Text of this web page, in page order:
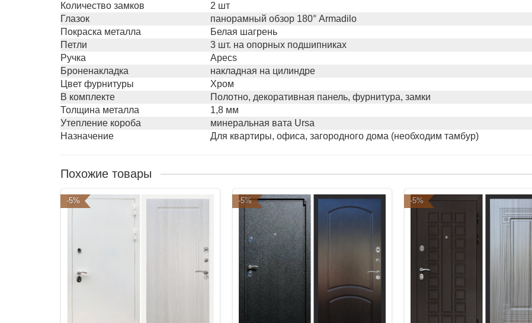
Количество замков
2 шт
Глазок
панорамный обзор 180° Armadilo
Покраска металла
Белая шагрень
Петли
3 шт. на опорных подшипниках
Ручка
Apecs
Броненакладка
накладная на цилиндре
Цвет фурнитуры
Хром
В комплекте
Полотно, декоративная панель, фурнитура, замки
Толщина металла
1,8 мм
Утепление короба
минеральная вата Ursa
Назначение
Для квартиры, офиса, загородного дома (необходим тамбур)
Похожие товары
-5% -5% -5%